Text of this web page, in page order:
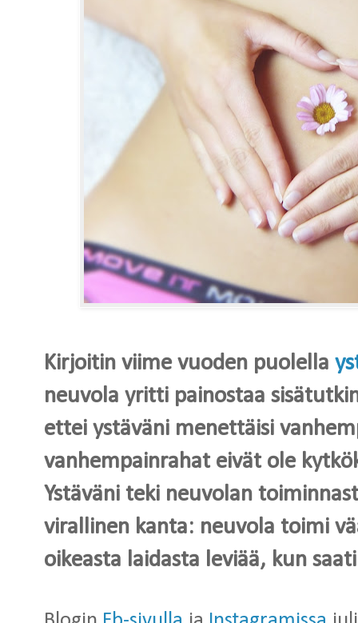
Kirjoitin viime vuoden puolella
neuvola yritti painostaa
ettei ystäväni menettäisi
vanhempainrahat eivät ole
Ystäväni teki neuvolan
virallinen kanta: neuvola toimi
oikeasta laidasta leviää, kun